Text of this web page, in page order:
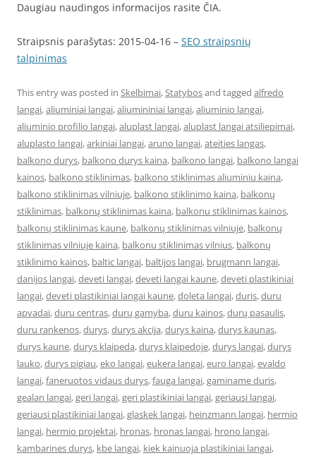
Daugiau naudingos informacijos rasite ČIA.
Straipsnis parašytas: 2015-04-16 – SEO straipsnių
talpinimas
This entry was posted in Skelbimai,Statybosand tagged alfredo
langai,aliuminiai langai,aliumininiai langai,aliuminio langai,
aliuminio profilio langai,aluplast langai,aluplast langai atsiliepimai,
aluplasto langai,arkiniai langai,aruno langai,ateities langas,
balkono durys, balkono durys kaina, balkono langai, balkono langai
kainos, balkono stiklinimas, balkono stiklinimas aliuminiu kaina,
balkono stiklinimas vilniuje, balkono stiklinimo kaina, balkonų
stiklinimas, balkonų stiklinimas kaina, balkonu stiklinimas kainos,
balkonų stiklinimas kaune, balkonų stiklinimas vilniuje, balkonų
stiklinimas vilniuje kaina, balkonu stiklinimas vilnius, balkonų
stiklinimo kainos, baltic langai, baltijos langai, brugmann langai,
danijos langai,deveti langai,deveti langai kaune,deveti plastikiniai
langai,deveti plastikiniai langai kaune,doleta langai,duris,duru
apvadai,duru centras,durų gamyba,duru kainos,durų pasaulis,
duru rankenos,durys,durys akcija,durys kaina,durys kaunas,
durys kaune,durys klaipeda,durys klaipedoje,durys langai,durys
lauko,durys pigiau,eko langai,eukera langai,euro langai,evaldo
langai,faneruotos vidaus durys,fauga langai,gaminame duris,
gealan langai,geri langai,geri plastikiniai langai,geriausi langai,
geriausi plastikiniai langai,glaskek langai, heinzmann langai, hermio
langai, hermio projektai, hronas, hronas langai, hrono langai,
kambarines durys, kbe langai, kiek kainuoja plastikiniai langai,